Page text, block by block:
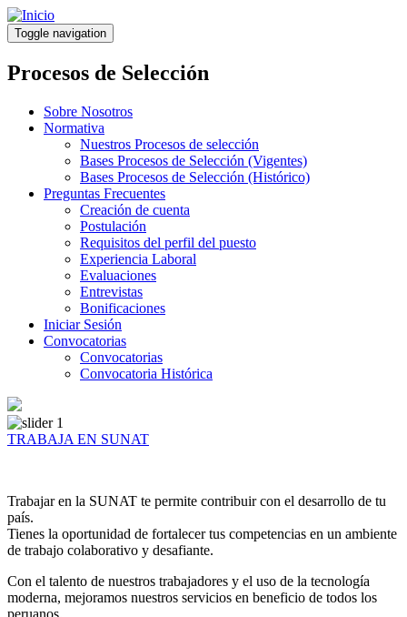
Pasar
al
contenido
principal
Toggle navigation
Procesos de Selección
Sobre Nosotros
Normativa
Nuestros Procesos de selección
Bases Procesos de Selección (Vigentes)
Bases Procesos de Selección (Histórico)
Preguntas Frecuentes
Creación de cuenta
Postulación
Requisitos del perfil del puesto
Experiencia Laboral
Evaluaciones
Entrevistas
Bonificaciones
Iniciar Sesión
Convocatorias
Convocatorias
Convocatoria Histórica
TRABAJA EN SUNAT
Trabajar en la SUNAT te permite contribuir con el desarrollo de tu
país.
Tienes la oportunidad de fortalecer tus competencias en un ambiente
de trabajo colaborativo y desafiante.
Con el talento de nuestros trabajadores y el uso de la tecnología
moderna, mejoramos nuestros servicios en beneficio de todos los
peruanos.